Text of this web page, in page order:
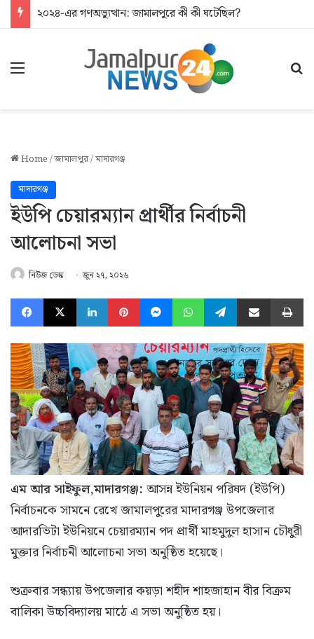
২০২৪-এর গণঅভ্যুত্থান: জামালপুরে কী কী ঘটেছিল?
Menu
Home/জামালপুর/মাদারগঞ্জ
মাদারগঞ্জ
ইউপি চেয়ারম্যান প্রার্থীর নির্বাচনী
আলোচনা সভা
নিউজ ডেস্ক জুন ২৭, ২০২৬
Facebook
X LinkedInPinterestMessengerWhatsAppTelegramShare via Email
এম আর সাইফুল,মাদারগঞ্জ: আসন্ন ইউনিয়ন পরিষদ (ইউপি)
নির্বাচনকে সামনে রেখে জামালপুরের মাদারগঞ্জ উপজেলার
আদারভিটা ইউনিয়নে চেয়ারম্যান পদ প্রার্থী মাহমুদুল হাসান চৌধুরী
মুক্তার নির্বাচনী আলোচনা সভা অনুষ্ঠিত হয়েছে।
শুক্রবার সন্ধ্যায় উপজেলার কয়ড়া শহীদ শাহজাহান বীর বিক্রম
বালিকা উচ্চবিদ্যালয় মাঠে এ সভা অনুষ্ঠিত হয়।